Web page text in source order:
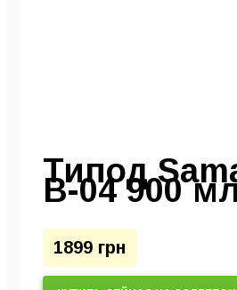
Типод
B-04 900
1899 грн